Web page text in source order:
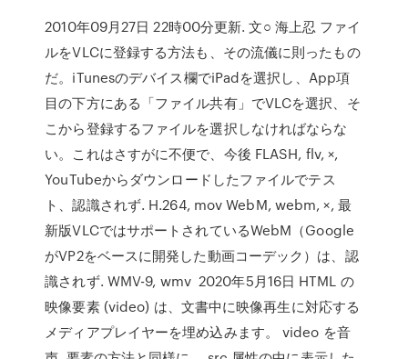
2010年09月27日 22時00分更新. 文○ 海上忍 ファイ
ルをVLCに登録する方法も、その流儀に則ったもの
だ。iTunesのデバイス欄でiPadを選択し、App項
目の下方にある「ファイル共有」でVLCを選択、そ
こから登録するファイルを選択しなければならな
い。これはさすがに不便で、今後 FLASH, flv, ×,
YouTubeからダウンロードしたファイルでテス
ト、認識されず. H.264, mov WebM, webm, ×, 最
新版VLCではサポートされているWebM（Google
がVP2をベースに開発した動画コーデック）は、認
識されず. WMV-9, wmv 2020年5月16日 HTML の
映像要素 (video) は、文書中に映像再生に対応する
メディアプレイヤーを埋め込みます。 video を音